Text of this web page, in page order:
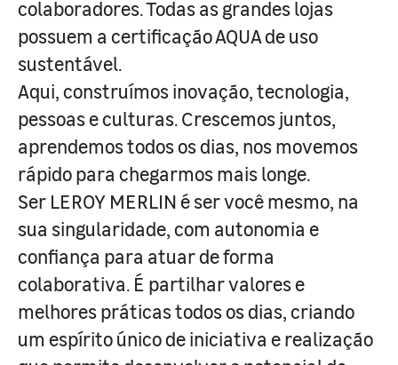
colaboradores. Todas as grandes lojas
possuem a certificação AQUA de uso
sustentável.
Aqui, construímos inovação, tecnologia,
pessoas e culturas. Crescemos juntos,
aprendemos todos os dias, nos movemos
rápido para chegarmos mais longe.
Ser LEROY MERLIN é ser você mesmo, na
sua singularidade, com autonomia e
confiança para atuar de forma
colaborativa. É partilhar valores e
melhores práticas todos os dias, criando
um espírito único de iniciativa e realização